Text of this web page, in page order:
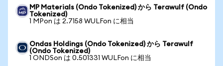
MP Materials (Ondo Tokenized) から Terawulf (Ondo
Tokenized)
1 MPon は 2.7158 WULFon に相当
Ondas Holdings (Ondo Tokenized) から Terawulf
(Ondo Tokenized)
1 ONDSon は 0.501331 WULFon に相当